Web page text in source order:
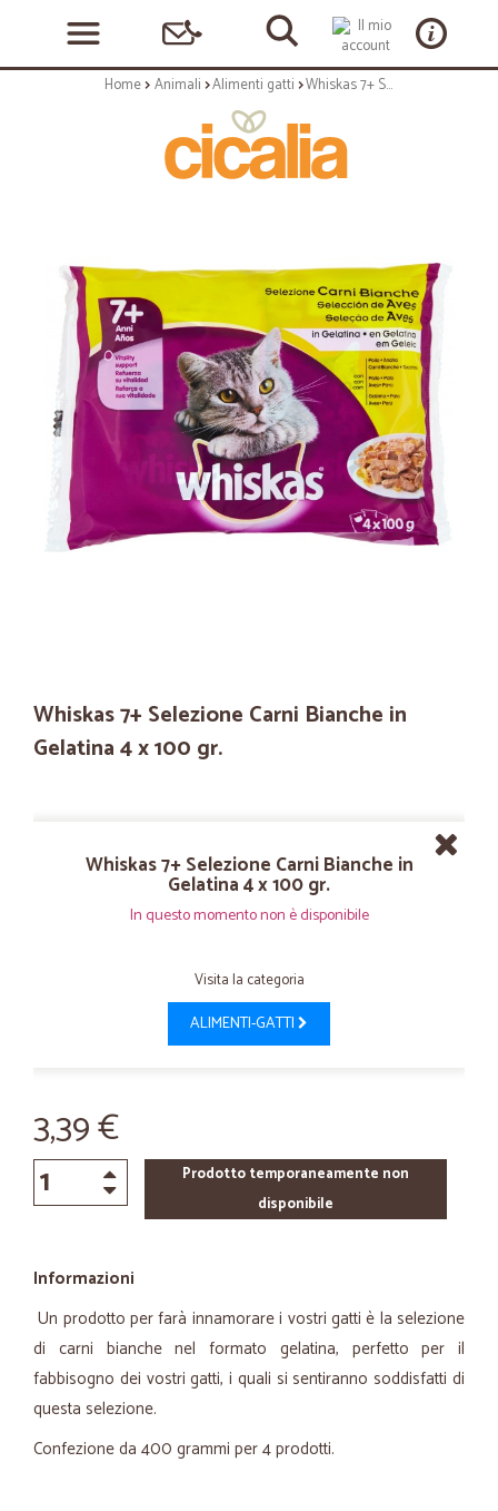
Home Animali Alimenti gatti Whiskas 7+ Selezione Carni Bianche in Gelatina 4 x 100 gr.
Whiskas 7+ Selezione Carni Bianche in
Gelatina 4 x 100 gr.
Whiskas 7+ Selezione Carni Bianche in
Gelatina 4 x 100 gr.
In questo momento non è disponibile
Visita la categoria
ALIMENTI-GATTI
3,39 €
Prodotto temporaneamente non
disponibile
Informazioni
Un prodotto per farà innamorare i vostri gatti è la selezione
di carni bianche nel formato gelatina, perfetto per il
fabbisogno dei vostri gatti, i quali si sentiranno soddisfatti di
questa selezione.
Confezione da 400 grammi per 4 prodotti.